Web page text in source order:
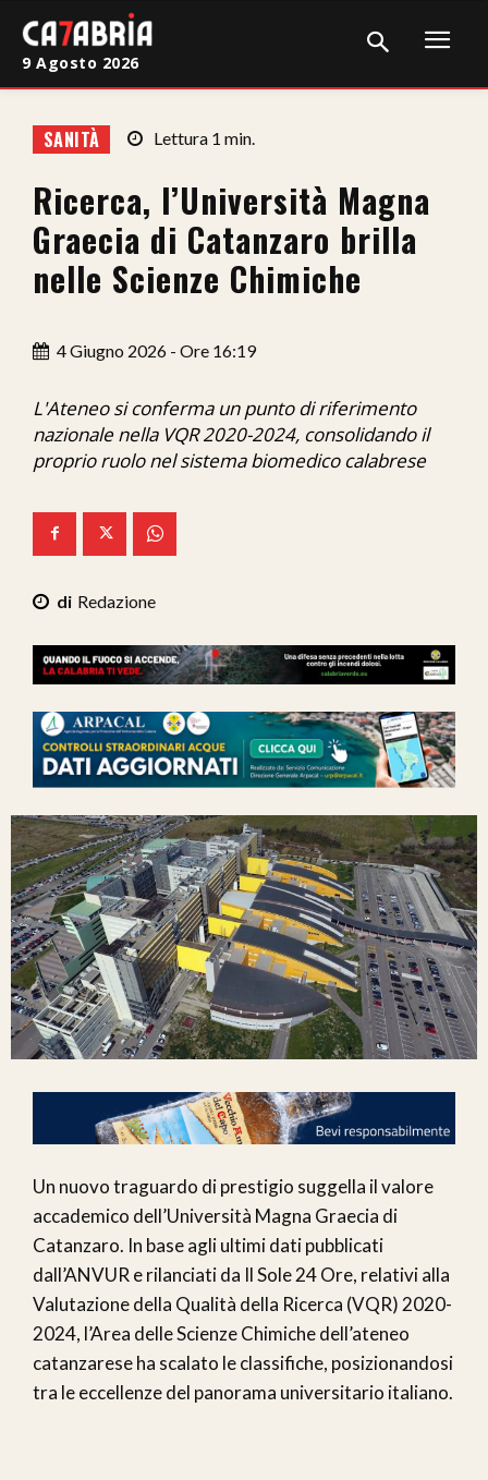
Cronaca
Giudiziaria
Politica
Attualità
Sanità
Economia
C7 Play
We Calabria
Mix Zone
9 Agosto 2026
SANITÀ Lettura 1 min.
Ricerca, l’Università Magna
Graecia di Catanzaro brilla
nelle Scienze Chimiche
4 Giugno 2026 - Ore 16:19
L'Ateneo si conferma un punto di riferimento
nazionale nella VQR 2020-2024, consolidando il
proprio ruolo nel sistema biomedico calabrese
Redazione
Un nuovo traguardo di prestigio suggella il valore
accademico dell’Università Magna Graecia di
Catanzaro. In base agli ultimi dati pubblicati
dall’ANVUR e rilanciati da Il Sole 24 Ore, relativi alla
Valutazione della Qualità della Ricerca (VQR) 2020-
2024, l’Area delle Scienze Chimiche dell’ateneo
catanzarese ha scalato le classifiche, posizionandosi
tra le eccellenze del panorama universitario italiano.